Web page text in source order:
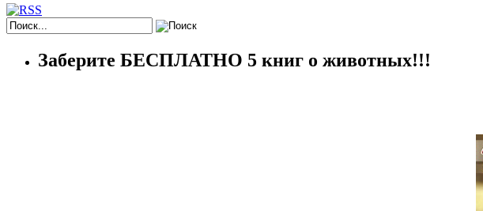
Заберите БЕСПЛАТНО 5 книг о животных!!!